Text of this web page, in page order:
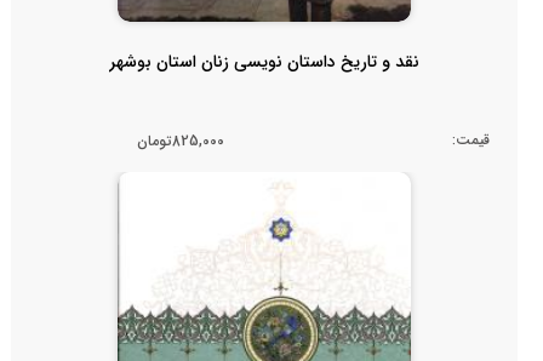
نقد و تاریخ داستان نویسی زنان استان بوشهر
قیمت: 825,000تومان